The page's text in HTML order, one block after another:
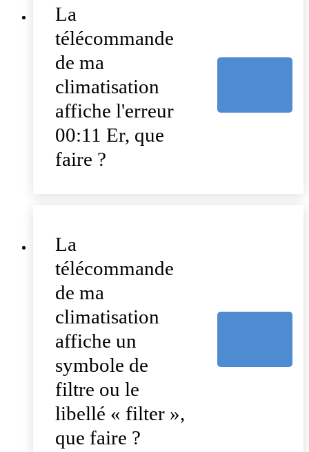
La
télécommande
de ma
climatisation
affiche l'erreur
00:11 Er, que
faire ?
La
télécommande
de ma
climatisation
affiche un
symbole de
filtre ou le
libellé « filter »,
que faire ?